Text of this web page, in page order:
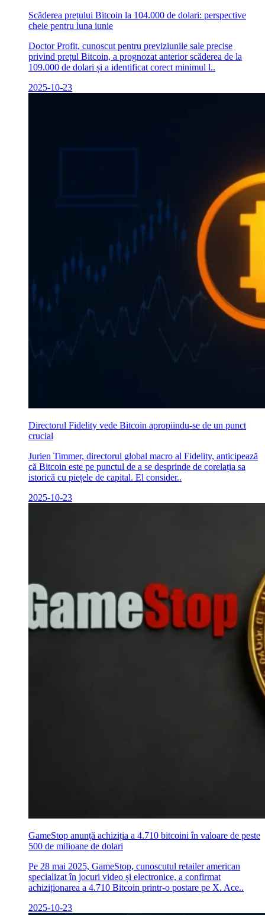
Scăderea prețului Bitcoin la 104.000 de dolari: perspective
cheie pentru luna iunie
Doctor Profit, cunoscut pentru previziunile sale precise
privind prețul Bitcoin, a prognozat anterior scăderea de la
109.000 de dolari și a identificat corect minimul l..
2025-10-23
Directorul Fidelity vede Bitcoin apropiindu-se de un punct
crucial
Jurien Timmer, directorul global macro al Fidelity, anticipează
că Bitcoin este pe punctul de a se desprinde de corelația sa
istorică cu piețele de capital. El consider..
2025-10-23
GameStop anunță achiziția a 4.710 bitcoini în valoare de peste
500 de milioane de dolari
Pe 28 mai 2025, GameStop, cunoscutul retailer american
specializat în jocuri video și electronice, a confirmat
achiziționarea a 4.710 Bitcoin printr-o postare pe X. Ace..
2025-10-23